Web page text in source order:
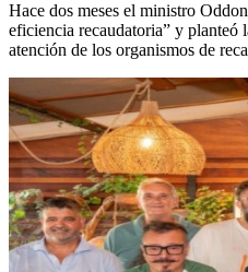
Hace dos meses el ministro
eficiencia recaudatoria” y planteó
atención de los organismos de